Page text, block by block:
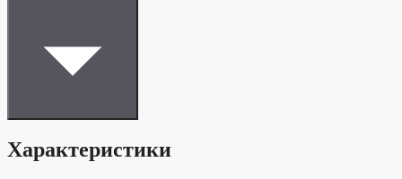
Характеристики